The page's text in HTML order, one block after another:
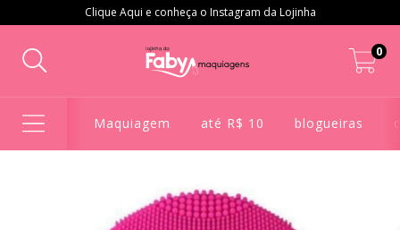
Clique Aqui e conheça o Instagram da Lojinha
0
Maquiagem até R$ 10 blogueiras